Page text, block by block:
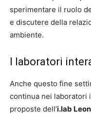
sperimentare il ruolo
e discutere della
ambiente.
I laboratori
Anche questo fine
continua nei laboratori
proposte dell’i.lab